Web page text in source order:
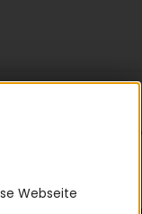
11M 1360
Webseite